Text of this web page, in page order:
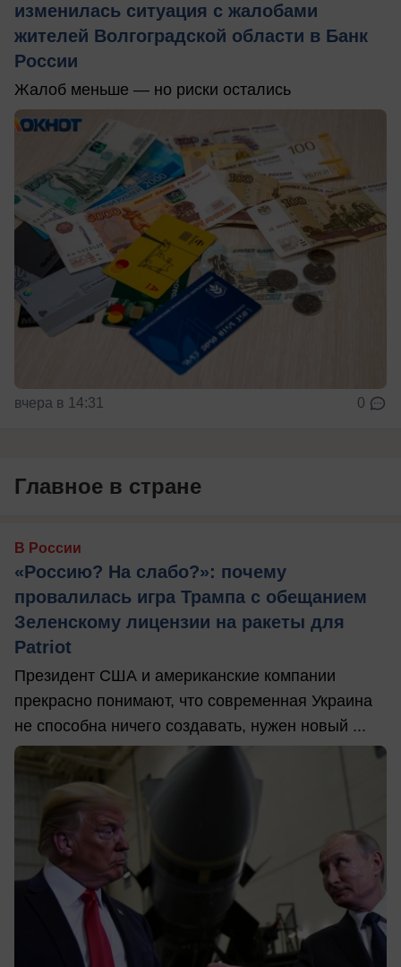
изменилась ситуация с жалобами
жителей Волгоградской области в Банк
России
Жалоб меньше — но риски остались
вчера в 14:31 0
Главное в стране
В России
«Россию? На слабо?»: почему
провалилась игра Трампа с обещанием
Зеленскому лицензии на ракеты для
Patriot
Президент США и американские компании
прекрасно понимают, что современная Украина
не способна ничего создавать, нужен новый ...